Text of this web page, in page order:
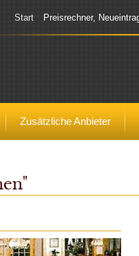
Start Preisrechner,
Zusätzliche Anbieter